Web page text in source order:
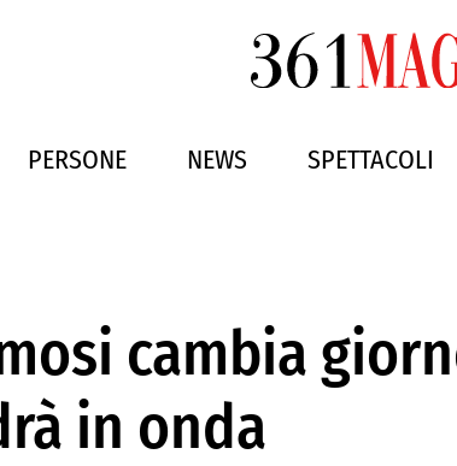
PERSONE NEWS SPETTACOLI
cambia
in onda